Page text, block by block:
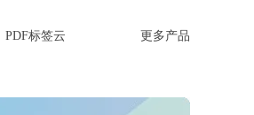
PDF标签云 更多产品